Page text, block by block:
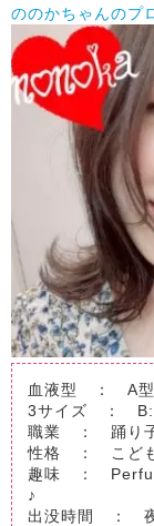
ののかちゃんのプ
血液型 ： A型
3サイズ ：
職業 ： 踊り
性格 ： こど
趣味 ：
♪
出没時間 ：